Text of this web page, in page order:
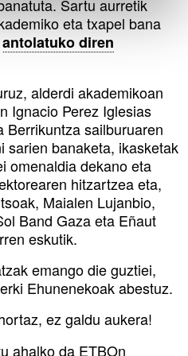
Sartu aurretik
eta txapel bana
antolatuko diren
alderdi akademikoan
Ignacio Perez Iglesias
sailburuaren
sarien banaketa, ikasketak
omenaldia dekano eta
hitzartzea eta,
Maialen Lujanbio,
Band Gaza eta Eñaut
eskutik.
emango die guztiei,
Ehunenekoak abestuz.
ez galdu aukera!
ahalko da ETBOn